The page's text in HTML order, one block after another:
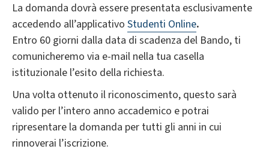
La domanda dovrà essere presentata esclusivamente
accedendo all’applicativo Studenti Online.
Entro 60 giorni dalla data di scadenza del Bando, ti
comunicheremo via e-mail nella tua casella
istituzionale l’esito della richiesta.
Una volta ottenuto il riconoscimento, questo sarà
valido per l’intero anno accademico e potrai
ripresentare la domanda per tutti gli anni in cui
rinnoverai l’iscrizione.